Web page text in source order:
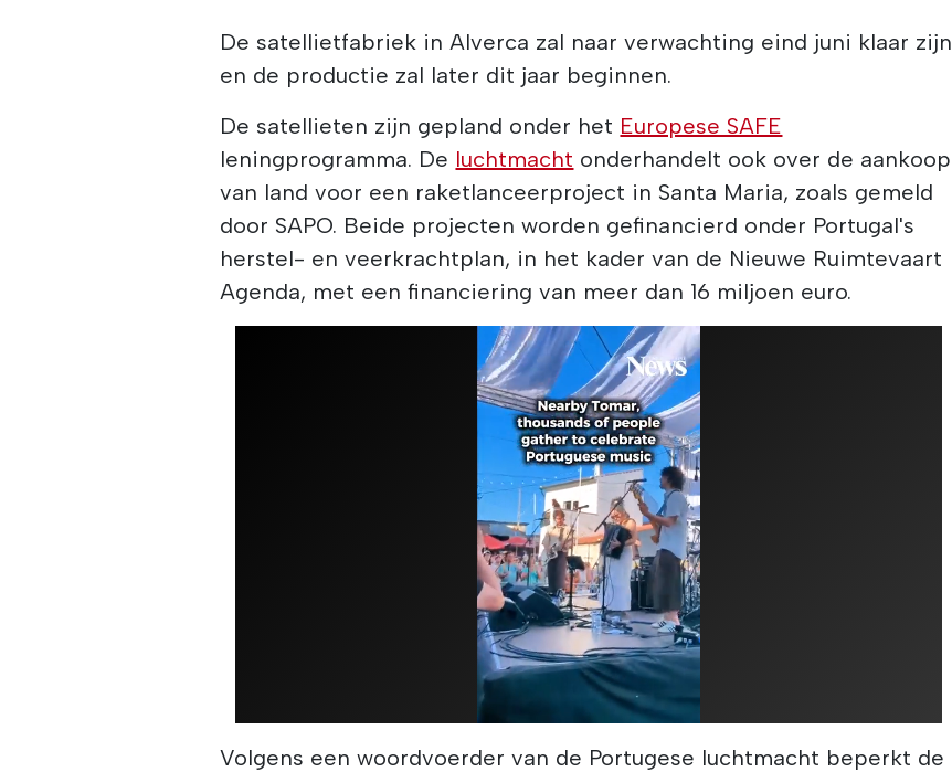
De satellietfabriek in Alverca zal naar verwachting eind juni klaar zijn
en de productie zal later dit jaar beginnen.
De satellieten zijn gepland onder het Europese SAFE
leningprogramma. De luchtmacht onderhandelt ook over de aankoop
van land voor een raketlanceerproject in Santa Maria, zoals gemeld
door SAPO. Beide projecten worden gefinancierd onder Portugal's
herstel- en veerkrachtplan, in het kader van de Nieuwe Ruimtevaart
Agenda, met een financiering van meer dan 16 miljoen euro.
Volgens een woordvoerder van de Portugese luchtmacht beperkt de